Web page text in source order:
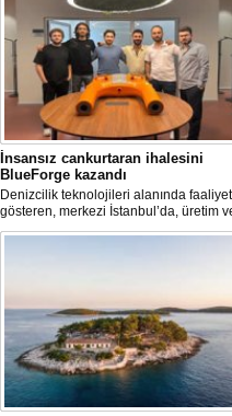
İnsansız cankurtaran ihalesini
BlueForge kazandı
Denizcilik teknolojileri alanında faaliyet
gösteren, merkezi İstanbul’da, üretim
Ar-Ge faaliyetlerinin önemli bölümünü